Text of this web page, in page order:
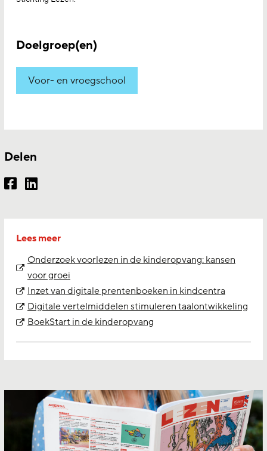
Lees meer
Onderzoek voorlezen in de kinderopvang: kansen
voor groei
Inzet van digitale prentenboeken in kindcentra
Digitale vertelmiddelen stimuleren taalontwikkeling
BoekStart in de kinderopvang
Doelgroep(en)
Voor- en vroegschool
Delen